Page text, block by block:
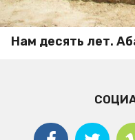
Нам десять лет.